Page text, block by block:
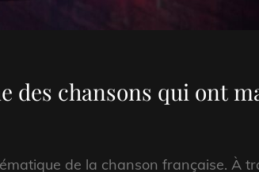
des chansons qui ont
de la chanson française. À